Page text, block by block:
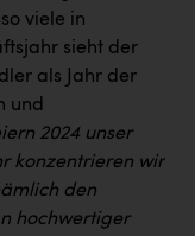
viele in
sieht der
als Jahr der
und
2024 unser
konzentrieren wir
den
hochwertiger